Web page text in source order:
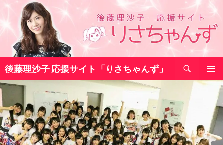
コ
テ
へ
ス
キ
ッ
プ
後藤理沙子 応援サイト「りさちゃんず」
索
メインメ
ニュー